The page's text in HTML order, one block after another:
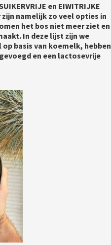
en EIWITRIJKE
namelijk zo veel opties in
het bos niet meer ziet en
In deze lijst zijn we
basis van koemelk, hebben
en een lactosevrije